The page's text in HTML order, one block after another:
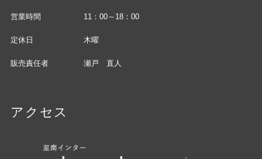
営業時間 11：00～18：00
定休日 木曜
販売責任者 瀬戸 直人
アクセス